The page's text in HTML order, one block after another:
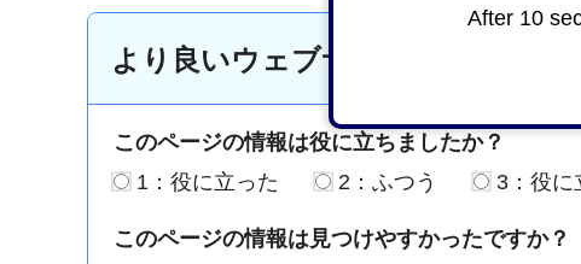
After 10
より良いウェブサイトにするため
このページの情報は役に立ちましたか？
1：役に立った
2：ふつう 3：役に
このページの情報は見つけやすかったですか？